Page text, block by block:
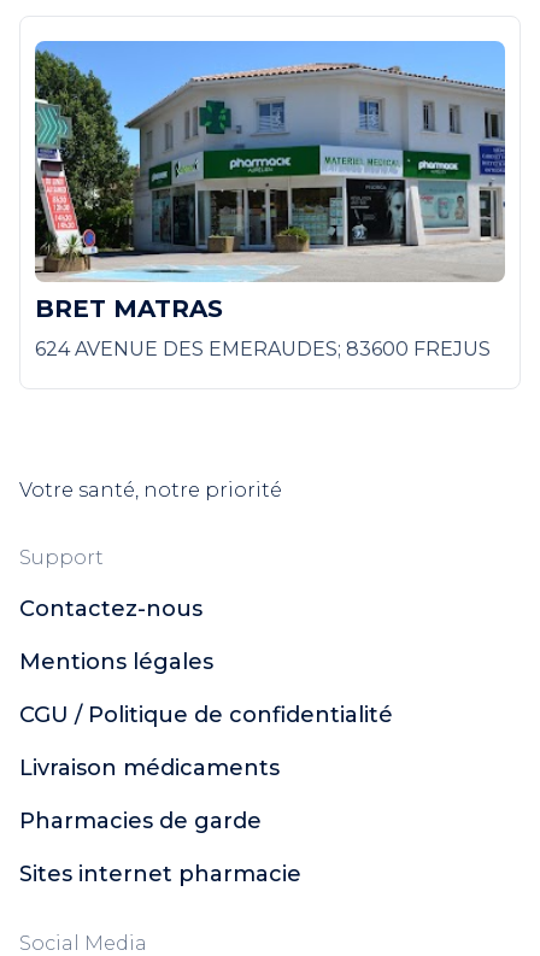
BRET MATRAS
624 AVENUE DES EMERAUDES; 83600 FREJUS
Votre santé, notre priorité
Support
Contactez-nous
Mentions légales
CGU / Politique de confidentialité
Livraison médicaments
Pharmacies de garde
Sites internet pharmacie
Social Media